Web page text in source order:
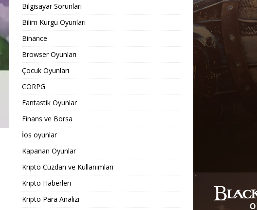
Bilgisayar Sorunları
Bilim Kurgu Oyunları
Binance
Browser Oyunları
Çocuk Oyunları
CORPG
Fantastik Oyunlar
Finans ve Borsa
İos oyunlar
Kapanan Oyunlar
Kripto Cüzdan ve Kullanımları
Kripto Haberleri
Kripto Para Analizi